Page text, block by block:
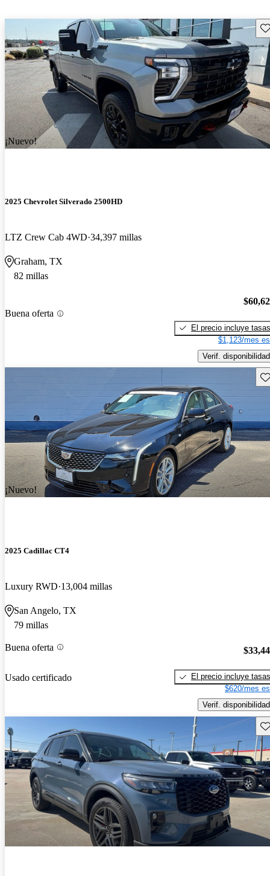
¡Nuevo!
2025 Chevrolet Silverado 2500HD
LTZ Crew Cab 4WD 34,397 millas
Graham, TX
82 millas
Buena oferta
El precio incluye tasas
$1,123/mes
Verif. disponibilidad
¡Nuevo!
2025 Cadillac CT4
Luxury RWD 13,004 millas
San Angelo, TX
79 millas
Buena oferta
Usado certificado
El precio incluye tasas
$620/mes
Verif. disponibilidad